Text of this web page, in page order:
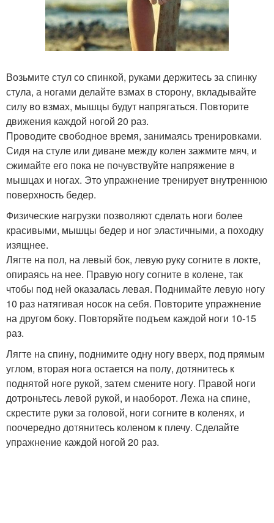
Возьмите стул со спинкой, руками держитесь за спинку
стула, а ногами делайте взмах в сторону, вкладывайте
силу во взмах, мышцы будут напрягаться. Повторите
движения каждой ногой 20 раз.
Проводите свободное время, занимаясь тренировками.
Сидя на стуле или диване между колен зажмите мяч, и
сжимайте его пока не почувствуйте напряжение в
мышцах и ногах. Это упражнение тренирует внутреннюю
поверхность бедер.
Физические нагрузки позволяют сделать ноги более
красивыми, мышцы бедер и ног эластичными, а походку
изящнее.
Лягте на пол, на левый бок, левую руку согните в локте,
опираясь на нее. Правую ногу согните в колене, так
чтобы под ней оказалась левая. Поднимайте левую ногу
10 раз натягивая носок на себя. Повторите упражнение
на другом боку. Повторяйте подъем каждой ноги 10-15
раз.
Лягте на спину, поднимите одну ногу вверх, под прямым
углом, вторая нога остается на полу, дотянитесь к
поднятой ноге рукой, затем смените ногу. Правой ноги
дотроньтесь левой рукой, и наоборот. Лежа на спине,
скрестите руки за головой, ноги согните в коленях, и
поочередно дотянитесь коленом к плечу. Сделайте
упражнение каждой ногой 20 раз.